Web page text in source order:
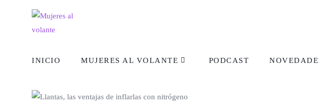
INICIO MUJERES AL VOLANTE PODCAST